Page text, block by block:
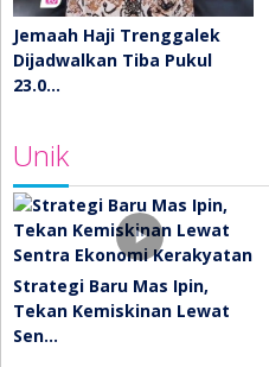
Jemaah Haji Trenggalek
Dijadwalkan Tiba Pukul
23.0…
Unik
Strategi Baru Mas Ipin,
Tekan Kemiskinan Lewat
Sen…